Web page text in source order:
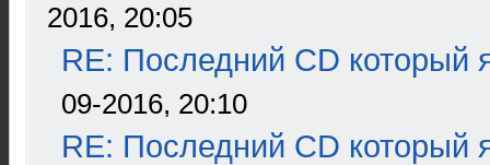
2016, 20:05
RE: Последний CD который
09-2016, 20:10
RE: Последний CD который